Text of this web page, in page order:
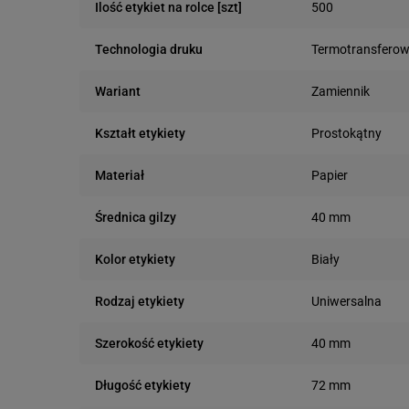
Ilość etykiet na rolce [szt] 500
Technologia druku
Wariant Zamiennik
Kształt etykiety Prostokątny
Materiał Papier
Średnica gilzy 40 mm
Kolor etykiety Biały
Rodzaj etykiety Uniwersalna
Szerokość etykiety 40 mm
Długość etykiety 72 mm